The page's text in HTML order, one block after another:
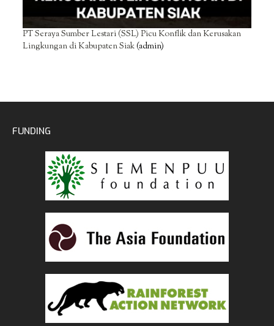
PT Seraya Sumber Lestari (SSL) Picu Konflik dan Kerusakan
Lingkungan di Kabupaten Siak(admin)
FUNDING